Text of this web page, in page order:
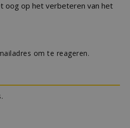
oog op het verbeteren van het
om te reageren.